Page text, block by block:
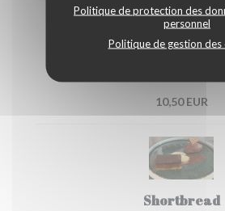
Politique de protection des
personnel
Politique de gestion des
10,50 EUR
Shortbread